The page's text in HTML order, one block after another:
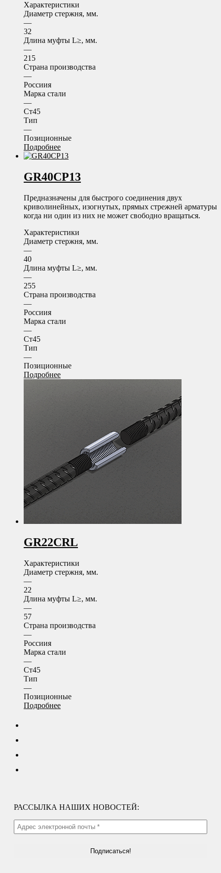
Характеристики
Диаметр стержня, мм.
—
32
Длина муфты L≥, мм.
—
215
Страна производства
—
Россиия
Марка стали
—
Ст45
Тип
—
Позиционные
Подробнее
GR40CP13
Предназначены для быстрого соединения двух
криволинейных, изогнутых, прямых стрежней арматуры
когда ни один из них не может свободно вращаться.
Характеристики
Диаметр стержня, мм.
—
40
Длина муфты L≥, мм.
—
255
Страна производства
—
Россиия
Марка стали
—
Ст45
Тип
—
Позиционные
Подробнее
GR22CRL
Характеристики
Диаметр стержня, мм.
—
22
Длина муфты L≥, мм.
—
57
Страна производства
—
Россиия
Марка стали
—
Ст45
Тип
—
Позиционные
Подробнее
РАССЫЛКА НАШИХ НОВОСТЕЙ: